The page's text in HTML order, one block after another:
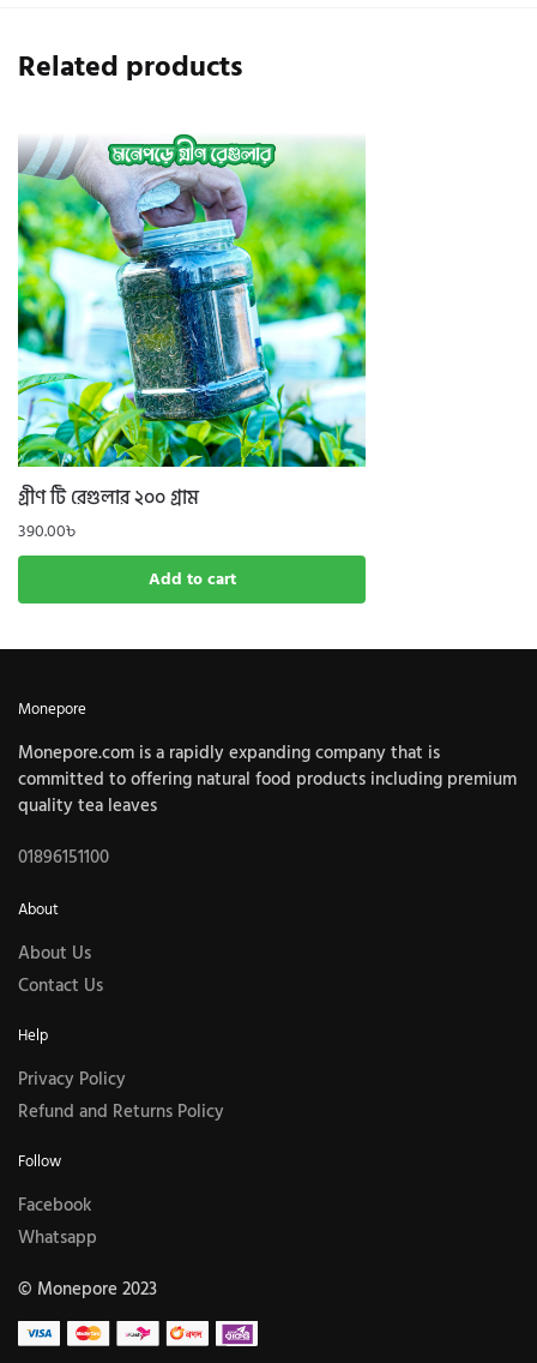
Related products
গ্রীণ টি রেগুলার ২০০ গ্রাম
390.00৳
Add to cart
Monepore
Monepore.com is a rapidly expanding company that is
committed to offering natural food products including premium
quality tea leaves
01896151100
About
About Us
Contact Us
Help
Privacy Policy
Refund and Returns Policy
Follow
Facebook
Whatsapp
© Monepore 2023